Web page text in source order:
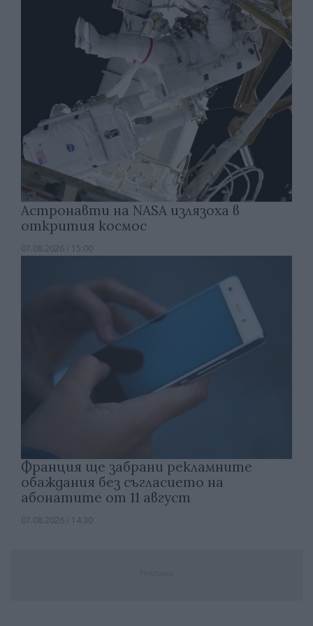
Астронавти на NASA излязоха в
открития космос
07.08.2026 / 15:00
Франция ще забрани рекламните
обаждания без съгласието на
абонатите от 11 август
07.08.2026 / 14:30